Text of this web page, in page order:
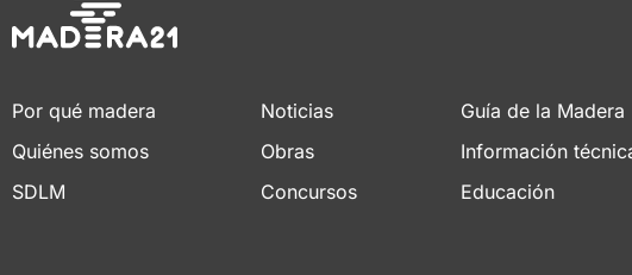
Por qué madera
Quiénes somos
SDLM
Noticias
Obras
Concursos
Guía de la Madera
Información
Educación